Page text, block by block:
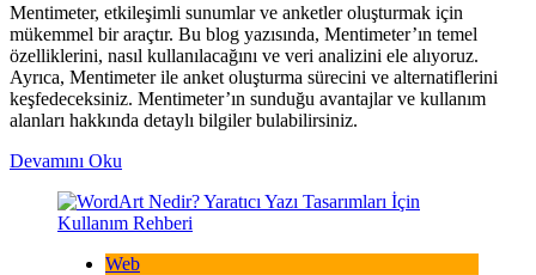
Mentimeter, etkileşimli sunumlar ve anketler oluşturmak için
mükemmel bir araçtır. Bu blog yazısında, Mentimeter’ın temel
özelliklerini, nasıl kullanılacağını ve veri analizini ele alıyoruz.
Ayrıca, Mentimeter ile anket oluşturma sürecini ve alternatiflerini
keşfedeceksiniz. Mentimeter’ın sunduğu avantajlar ve kullanım
alanları hakkında detaylı bilgiler bulabilirsiniz.
Devamını Oku
Web